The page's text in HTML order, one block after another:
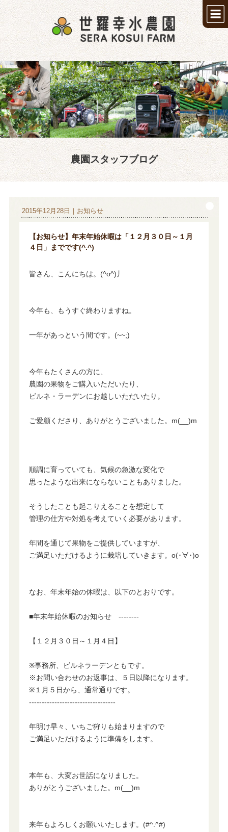
世羅
農園スタッフブログ
2015年12月28日｜お知らせ
【お知らせ】年末年始休暇は「１２月３０日～１月
４日」までです(^.^)
皆さん、こんにちは。(^o^)丿
今年も、もうすぐ終わりますね。
一年があっという間です。(~~;)
今年もたくさんの方に、
農園の果物をご購入いただいたり、
ビルネ・ラーデンにお越しいただいたり。
ご愛顧くださり、ありがとうございました。m(__)m
順調に育っていても、気候の急激な変化で
思ったような出来にならないこともありました。
そうしたことも起こりえることを想定して
管理の仕方や対処を考えていく必要があります。
年間を通じて果物をご提供していますが、
ご満足いただけるように栽培していきます。o(･∀･)o
なお、年末年始の休暇は、以下のとおりです。
■年末年始休暇のお知らせ --------
【１２月３０日～１月４日】
※事務所、ビルネラーデンともです。
※お問い合わせのお返事は、５日以降になります。
※１月５日から、通常通りです。
----------------------------------
年明け早々、いちご狩りも始まりますので
ご満足いただけるように準備をします。
本年も、大変お世話になりました。
ありがとうございました。m(__)m
来年もよろしくお願いいたします。(#^.^#)